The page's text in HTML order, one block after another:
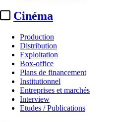
Cinéma
Production
Distribution
Exploitation
Box-office
Plans de financement
Institutionnel
Entreprises et marchés
Interview
Etudes / Publications